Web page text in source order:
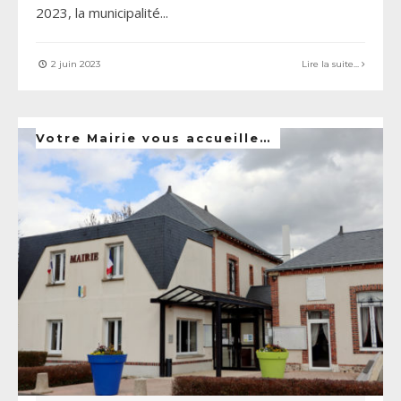
2023, la municipalité...
2 juin 2023 Lire la suite...
Votre Mairie vous accueille…